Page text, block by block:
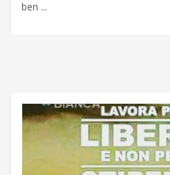
ben ...